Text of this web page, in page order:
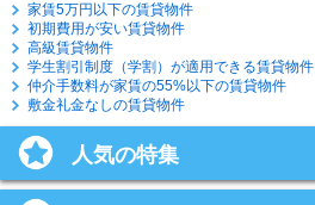
家賃5万円以下の賃貸物件
初期費用が安い賃貸物件
高級賃貸物件
学生割引制度（学割）が適用できる賃貸物件
仲介手数料が家賃の55%以下の賃貸物件
敷金礼金なしの賃貸物件
人気の特集